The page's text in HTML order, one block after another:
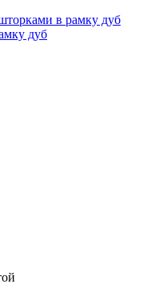
в рамку дуб
дуб